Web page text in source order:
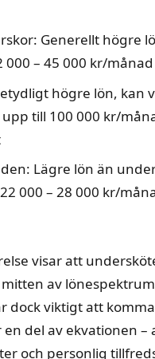
Generellt högre
000 – 45 000 kr/
högre lön, kan
upp till 100 000 kr/
Lägre lön än
000 – 28 000 kr/
visar att
av
dock viktigt att
del av ekvationen –
och personlig